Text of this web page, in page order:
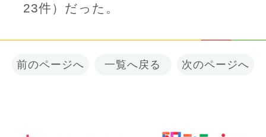
23件）だった。
前のページへ 一覧へ戻る 次のページへ